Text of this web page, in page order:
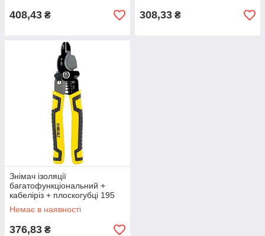
408,43 ₴ 308,33 ₴
Знімач ізоляції
багатофункціональний +
кабеліріз + плоскогубці 195
мм SIGMA (4371461) riven
Немає в наявності
376,83 ₴